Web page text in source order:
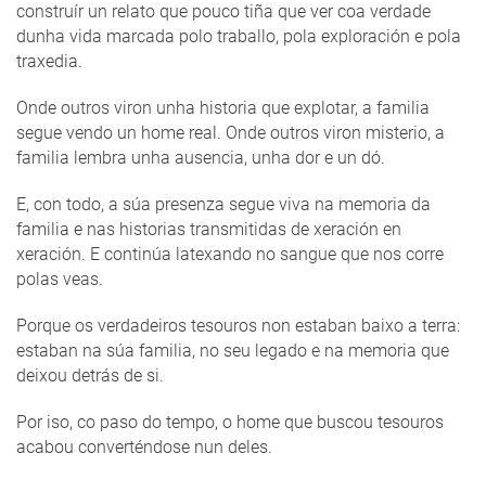
construír un relato que pouco tiña que ver coa verdade
dunha vida marcada polo traballo, pola exploración e pola
traxedia.
Onde outros viron unha historia que explotar, a familia
segue vendo un home real. Onde outros viron misterio, a
familia lembra unha ausencia, unha dor e un dó.
E, con todo, a súa presenza segue viva na memoria da
familia e nas historias transmitidas de xeración en
xeración. E continúa latexando no sangue que nos corre
polas veas.
Porque os verdadeiros tesouros non estaban baixo a terra:
estaban na súa familia, no seu legado e na memoria que
deixou detrás de si.
Por iso, co paso do tempo, o home que buscou tesouros
acabou converténdose nun deles.